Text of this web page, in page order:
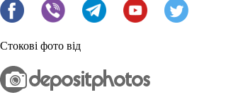
Стокові фото від